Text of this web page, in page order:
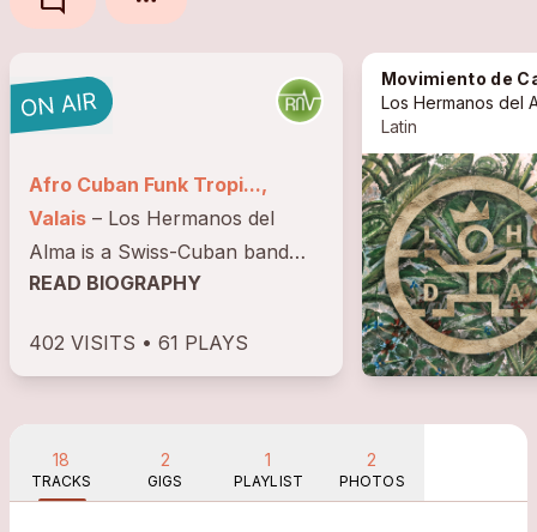
Afro Cuban Funk Tropi...,
Valais
Alma is a Swiss-Cuban band
born from brotherhood and
Cuban rhythms, rumba and
a vibrant...
READ BIOGRAPHY
402 VISITS • 61 PLAYS
Movimiento de Caderas (Atarrayo
Los Hermanos del
Latin
18
TRACKS
2
GIGS
1
PLAYLIST
2
PHOTOS